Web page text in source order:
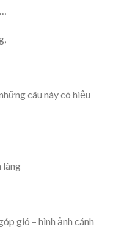
câu này có hiệu
làng
gió – hình ảnh cánh